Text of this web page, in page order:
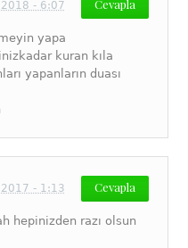
Cevapla
- 6:07
yapa
kuran kıla
yapanların duası
Cevapla
2017 - 1:13
hepinizden razı olsun